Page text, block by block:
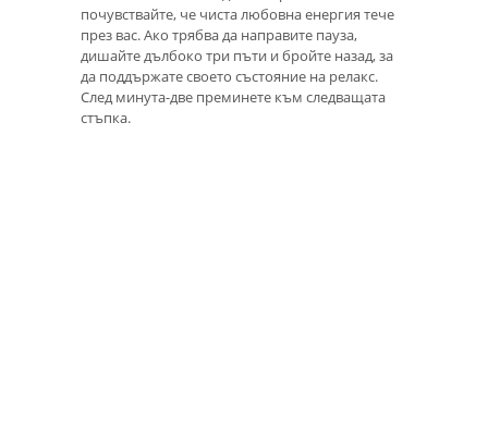
почувствайте, че чиста любовна енергия тече
през вас. Ако трябва да направите пауза,
дишайте дълбоко три пъти и бройте назад, за
да поддържате своето състояние на релакс.
След минута-две преминете към следващата
стъпка.